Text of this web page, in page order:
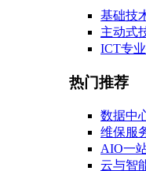
基础技
主动式
ICT专
热门推荐
数据中
维保服
AIO一
云与智